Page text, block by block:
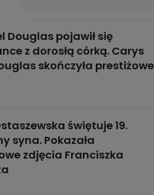
Douglas pojawił się
z dorosłą córką. Carys
skończyła prestiżowe
świętuje 19.
syna. Pokazała
zdjęcia Franciszka